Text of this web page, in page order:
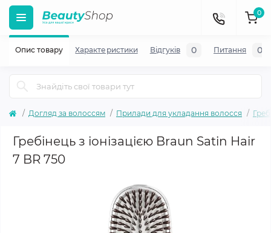
0
Догляд за волоссям Прилади для укладання волосся
Гребінець з іонізацією Braun Satin Hair
7 BR 750
Опис товару Характеристики Відгуків 0 Питання 0